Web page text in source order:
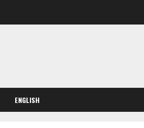
ENGLISH